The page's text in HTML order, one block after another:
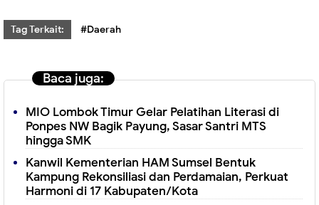
Tag Terkait: #Daerah
Baca juga:
MIO Lombok Timur Gelar Pelatihan Literasi di
Ponpes NW Bagik Payung, Sasar Santri MTS
hingga SMK
Kanwil Kementerian HAM Sumsel Bentuk
Kampung Rekonsiliasi dan Perdamaian, Perkuat
Harmoni di 17 Kabupaten/Kota